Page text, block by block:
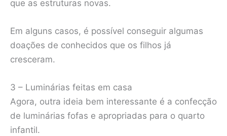
que as estruturas novas.
Em alguns casos, é possível conseguir algumas
doações de conhecidos que os filhos já
cresceram.
3 – Luminárias feitas em casa
Agora, outra ideia bem interessante é a confecção
de luminárias fofas e apropriadas para o quarto
infantil.